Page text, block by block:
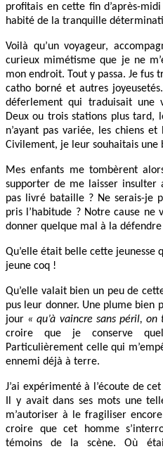
profitais en cette fin d’après-
habité de la tranquille
Voilà qu’un voyageur,
curieux mimétisme que je ne
mon endroit. Tout y passa. Je fus
catho borné et autres
déferlement qui traduisait une
Deux ou trois stations plus
n’ayant pas variée, les chiens
Civilement, je leur souhaitais une
Mes enfants me tombèrent
supporter de me laisser insulter
pas livré bataille ? Ne serais-je
pris l’habitude ? Notre cause
donner quelque mal à la défendre
Qu’elle était belle cette jeunesse
jeune coq !
Qu’elle valait bien un peu de
pus leur donner. Une plume bien
jour « qu’à vaincre sans péril,
croire que je conserve
Particulièrement celle qui
ennemi déjà à terre.
J’ai expérimenté à l’écoute de
Il y avait dans ses mots une
m’autoriser à le fragiliser
croire que cet homme
témoins de la scène. Où